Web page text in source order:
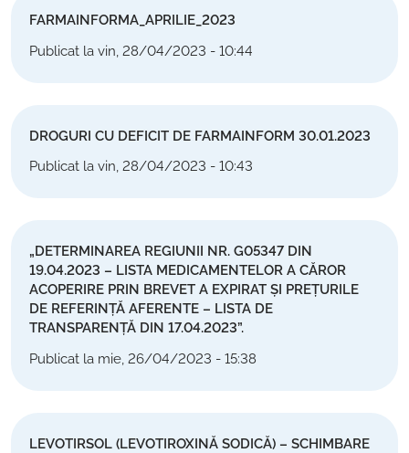
FARMAINFORMA_APRILIE_2023
Publicat la vin, 28/04/2023 - 10:44
DROGURI CU DEFICIT DE FARMAINFORM 30.01.2023
Publicat la vin, 28/04/2023 - 10:43
„DETERMINAREA REGIUNII NR. G05347 DIN
19.04.2023 – LISTA MEDICAMENTELOR A CĂROR
ACOPERIRE PRIN BREVET A EXPIRAT ȘI PREȚURILE
DE REFERINȚĂ AFERENTE – LISTA DE
TRANSPARENȚĂ DIN 17.04.2023”.
Publicat la mie, 26/04/2023 - 15:38
LEVOTIRSOL (LEVOTIROXINĂ SODICĂ) – SCHIMBARE